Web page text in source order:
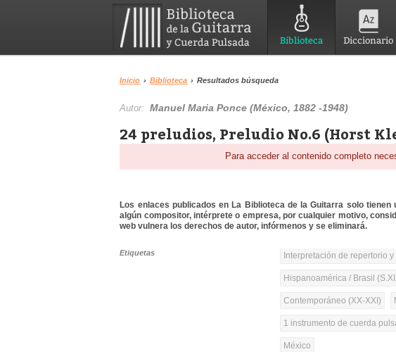
Biblioteca Diccionario
Inicio › Biblioteca › Resultados búsqueda
Autor:Manuel Maria Ponce (México, 1882 -1948)
24 preludios, Preludio No.6 (Horst
Para acceder al contenido completo
Los enlaces publicados en La Biblioteca de la Guitarra solo
algún compositor, intérprete o empresa, por cualquier motivo,
web vulnera los derechos de autor, infórmenos y se eliminará.
Etiquetas Interpretación de repertorio
Hispanoamérica / Brasil
Contemporáneo (XX-XXI)
1 instrumento de cuerda
México